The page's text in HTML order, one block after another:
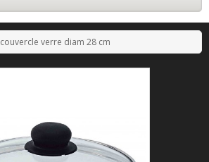
couvercle verre diam 28 cm